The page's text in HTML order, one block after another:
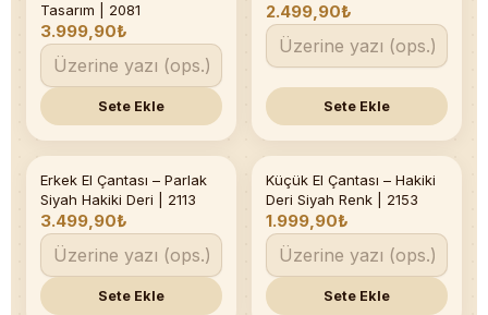
Tasarım | 2081
3.999,90₺
Sete Ekle
2.499,90₺
Sete Ekle
Erkek El Çantası – Parlak
Siyah Hakiki Deri | 2113
3.499,90₺
Sete Ekle
Küçük El Çantası – Hakiki
Deri Siyah Renk | 2153
1.999,90₺
Sete Ekle